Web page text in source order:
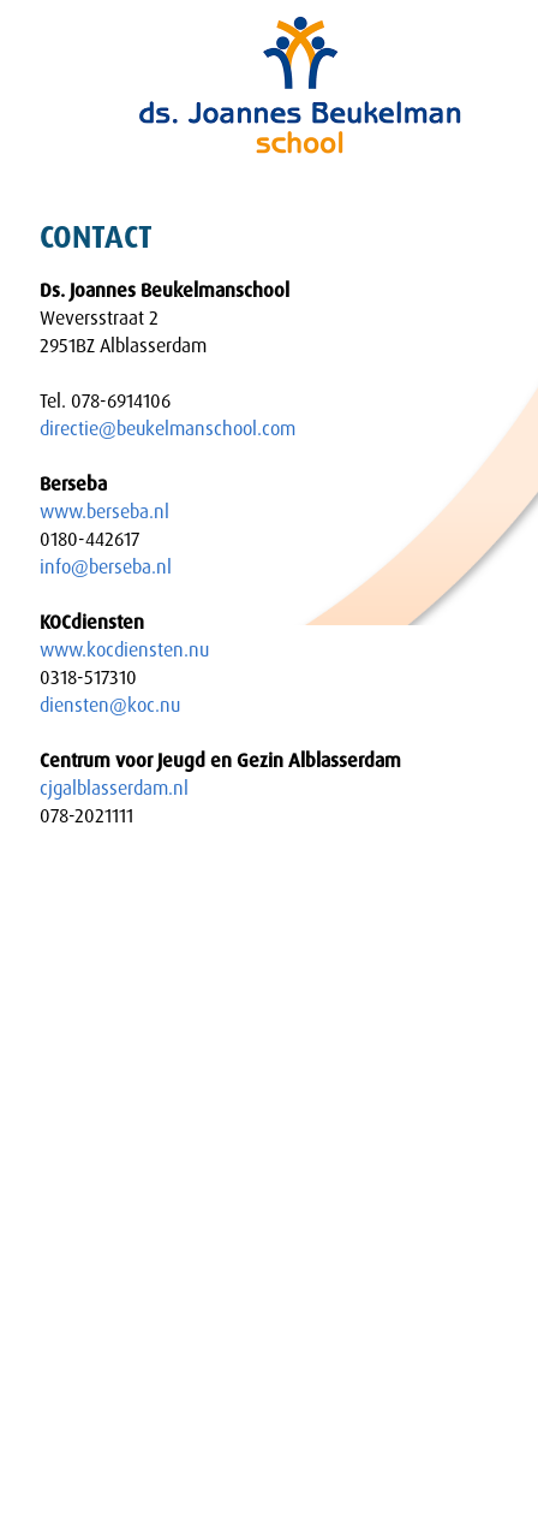
CONTACT
Ds. Joannes Beukelmanschool
Weversstraat 2
2951BZ Alblasserdam
Tel. 078-6914106
directie@beukelmanschool.com
Berseba
www.berseba.nl
0180-442617
info@berseba.nl
KOCdiensten
www.kocdiensten.nu
0318-517310
diensten@koc.nu
Centrum voor Jeugd en Gezin Alblasserdam
cjgalblasserdam.nl
078-2021111